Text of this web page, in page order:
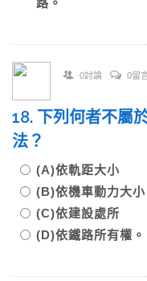
路。
0討論 0留
18. 下列何者不屬
法？
(A)依軌距大小
(B)依機車動力大小
(C)依建設處所
(D)依鐵路所有權。